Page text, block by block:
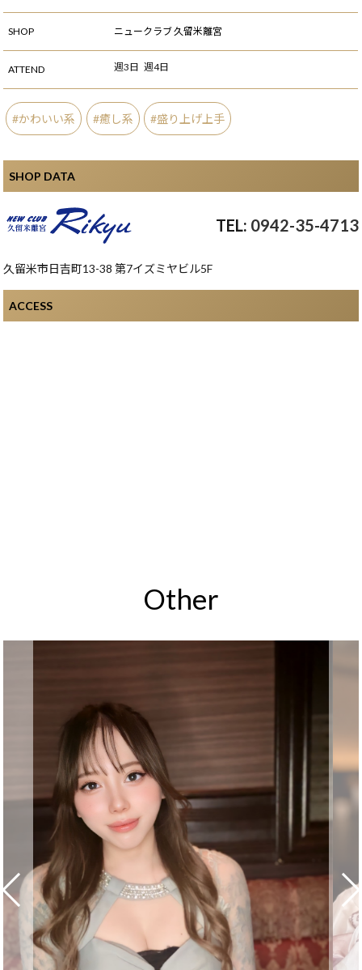
SHOP ニュークラブ 久留米離宮
ATTEND 週3日 週4日
かわいい系 癒し系 盛り上げ上手
SHOP DATA
0942-35-4713
久留米市日吉町13-38 第7イズミヤビル5F
ACCESS
Other